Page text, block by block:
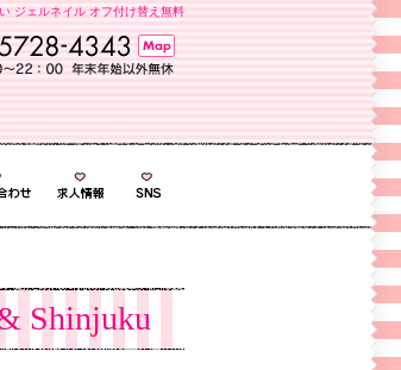
ジェルネイル オフ付け替え無料
Shinjuku